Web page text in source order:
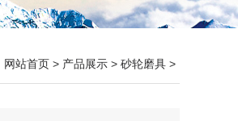
网站首页 > 产品展示 > 砂轮磨具 >